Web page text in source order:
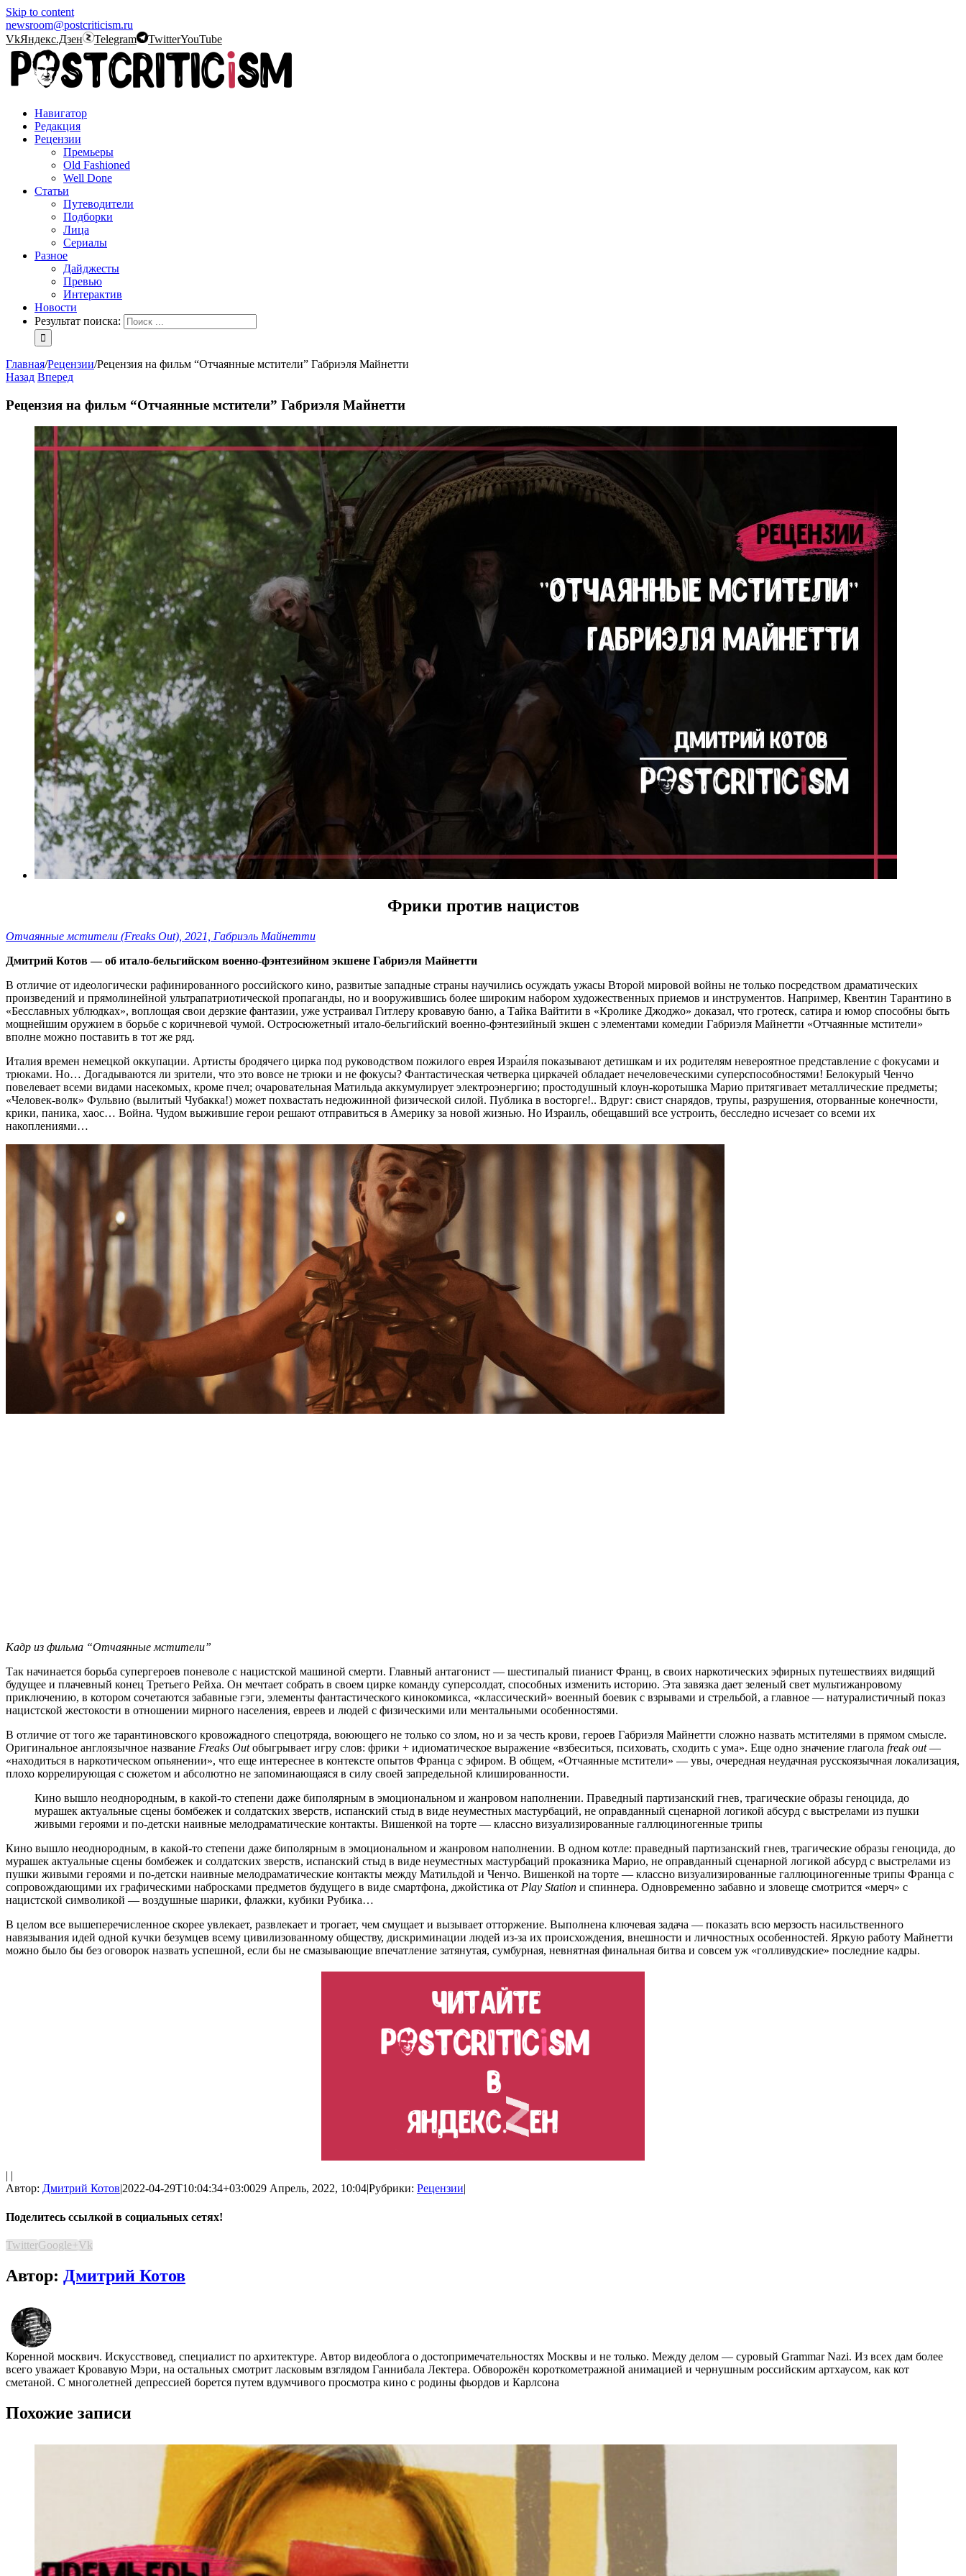
Skip to content
newsroom@postcriticism.ru
VkЯндекс.Дзен Telegram TwitterYouTube
Навигатор
Редакция
Рецензии
Премьеры
Old Fashioned
Well Done
Статьи
Путеводители
Подборки
Лица
Сериалы
Разное
Дайджесты
Превью
Интерактив
Новости
Результат поиска:
Главная/Рецензии/Рецензия на фильм “Отчаянные мстители” Габриэля Майнетти
Назад Вперед
Рецензия на фильм “Отчаянные мстители” Габриэля Майнетти
Фрики против нацистов
Отчаянные мстители (Freaks Out), 2021, Габриэль Майнетти
Дмитрий Котов — об итало-бельгийском военно-фэнтезийном экшене Габриэля Майнетти
В отличие от идеологически рафинированного российского кино, развитые западные страны научились осуждать ужасы Второй мировой войны не только посредством драматических
произведений и прямолинейной ультрапатриотической пропаганды, но и вооружившись более широким набором художественных приемов и инструментов. Например, Квентин Тарантино в
«Бесславных ублюдках», воплощая свои дерзкие фантазии, уже устраивал Гитлеру кровавую баню, а Тайка Вайтити в «Кролике Джоджо» доказал, что гротеск, сатира и юмор способны быть
мощнейшим оружием в борьбе с коричневой чумой. Остросюжетный итало-бельгийский военно-фэнтезийный экшен с элементами комедии Габриэля Майнетти «Отчаянные мстители»
вполне можно поставить в тот же ряд.
Италия времен немецкой оккупации. Артисты бродячего цирка под руководством пожилого еврея Израи́ля показывают детишкам и их родителям невероятное представление с фокусами и
трюками. Но… Догадываются ли зрители, что это вовсе не трюки и не фокусы? Фантастическая четверка циркачей обладает нечеловеческими суперспособностями! Белокурый Ченчо
повелевает всеми видами насекомых, кроме пчел; очаровательная Матильда аккумулирует электроэнергию; простодушный клоун-коротышка Марио притягивает металлические предметы;
«Человек-волк» Фульвио (вылитый Чубакка!) может похвастать недюжинной физической силой. Публика в восторге!.. Вдруг: свист снарядов, трупы, разрушения, оторванные конечности,
крики, паника, хаос… Война. Чудом выжившие герои решают отправиться в Америку за новой жизнью. Но Израиль, обещавший все устроить, бесследно исчезает со всеми их
накоплениями…
Кадр из фильма “Отчаянные мстители”
Так начинается борьба супергероев поневоле с нацистской машиной смерти. Главный антагонист — шестипалый пианист Франц, в своих наркотических эфирных путешествиях видящий
будущее и плачевный конец Третьего Рейха. Он мечтает собрать в своем цирке команду суперсолдат, способных изменить историю. Эта завязка дает зеленый свет мультижанровому
приключению, в котором сочетаются забавные гэги, элементы фантастического кинокомикса, «классический» военный боевик с взрывами и стрельбой, а главное — натуралистичный показ
нацистской жестокости в отношении мирного населения, евреев и людей с физическими или ментальными особенностями.
В отличие от того же тарантиновского кровожадного спецотряда, воюющего не только со злом, но и за честь крови, героев Габриэля Майнетти сложно назвать мстителями в прямом смысле.
Оригинальное англоязычное название Freaks Outобыгрывает игру слов: фрики + идиоматическое выражение «взбеситься, психовать, сходить с ума». Еще одно значение глагола freak out—
«находиться в наркотическом опьянении», что еще интереснее в контексте опытов Франца с эфиром. В общем, «Отчаянные мстители» — увы, очередная неудачная русскоязычная локализация,
плохо коррелирующая с сюжетом и абсолютно не запоминающаяся в силу своей запредельной клишированности.
Кино вышло неоднородным, в какой-то степени даже биполярным в эмоциональном и жанровом наполнении. Праведный партизанский гнев, трагические образы геноцида, до
мурашек актуальные сцены бомбежек и солдатских зверств, испанский стыд в виде неуместных мастурбаций, не оправданный сценарной логикой абсурд с выстрелами из пушки
живыми героями и по-детски наивные мелодраматические контакты. Вишенкой на торте — классно визуализированные галлюциногенные трипы
Кино вышло неоднородным, в какой-то степени даже биполярным в эмоциональном и жанровом наполнении. В одном котле: праведный партизанский гнев, трагические образы геноцида, до
мурашек актуальные сцены бомбежек и солдатских зверств, испанский стыд в виде неуместных мастурбаций проказника Марио, не оправданный сценарной логикой абсурд с выстрелами из
пушки живыми героями и по-детски наивные мелодраматические контакты между Матильдой и Ченчо. Вишенкой на торте — классно визуализированные галлюциногенные трипы Франца с
сопровождающими их графическими набросками предметов будущего в виде смартфона, джойстика от Play Station и спиннера. Одновременно забавно и зловеще смотрится «мерч» с
нацистской символикой — воздушные шарики, флажки, кубики Рубика…
В целом все вышеперечисленное скорее увлекает, развлекает и трогает, чем смущает и вызывает отторжение. Выполнена ключевая задача — показать всю мерзость насильственного
навязывания идей одной кучки безумцев всему цивилизованному обществу, дискриминации людей из-за их происхождения, внешности и личностных особенностей. Яркую работу Майнетти
можно было бы без оговорок назвать успешной, если бы не смазывающие впечатление затянутая, сумбурная, невнятная финальная битва и совсем уж «голливудские» последние кадры.
| |
Автор: Дмитрий Котов|2022-04-29T10:04:34+03:0029 Апрель, 2022, 10:04|Рубрики: Рецензии|
Поделитесь ссылкой в социальных сетях!
TwitterGoogle+Vk
Автор: Дмитрий Котов
Коренной москвич. Искусствовед, специалист по архитектуре. Автор видеоблога о достопримечательностях Москвы и не только. Между делом — суровый Grammar Nazi. Из всех дам более
всего уважает Кровавую Мэри, на остальных смотрит ласковым взглядом Ганнибала Лектера. Обворожён короткометражной анимацией и чернушным российским артхаусом, как кот
сметаной. С многолетней депрессией борется путем вдумчивого просмотра кино с родины фьордов и Карлсона
Похожие записи